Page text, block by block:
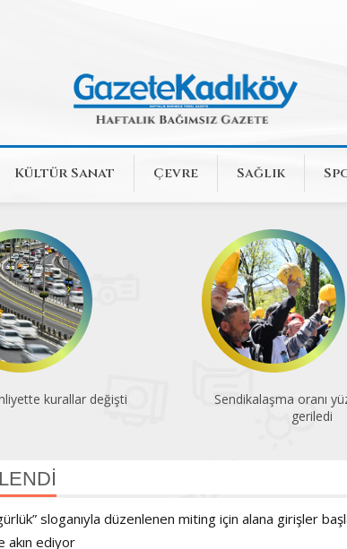
Kültür Sanat Çevre Sağlık
kurallar değişti
Sendikalaşma oranı
geriledi
sloganıyla düzenlenen miting için alana girişler
akın ediyor